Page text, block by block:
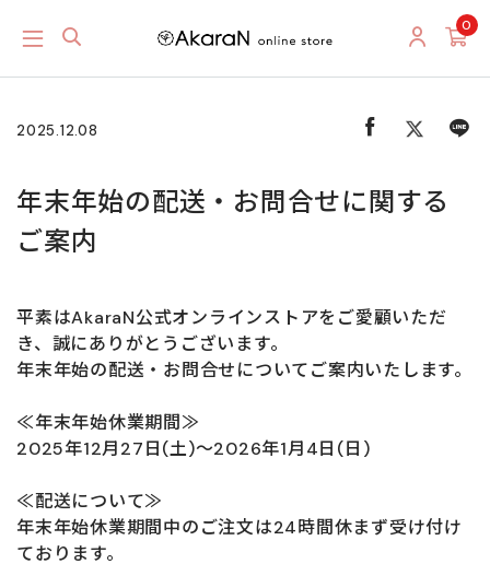
0
2025.12.08
年末年始の配送・お問合せに関する
ご案内
平素はAkaraN公式オンラインストアをご愛顧いただ
き、誠にありがとうございます。
年末年始の配送・お問合せについてご案内いたします。
≪年末年始休業期間≫
2025年12月27日(土)～2026年1月4日(日)
≪配送について≫
年末年始休業期間中のご注文は24時間休まず受け付け
ております。